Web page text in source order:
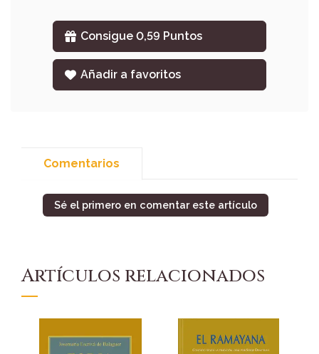
Consigue 0,59 Puntos
Añadir a favoritos
Comentarios
Sé el primero en comentar este artículo
Artículos relacionados